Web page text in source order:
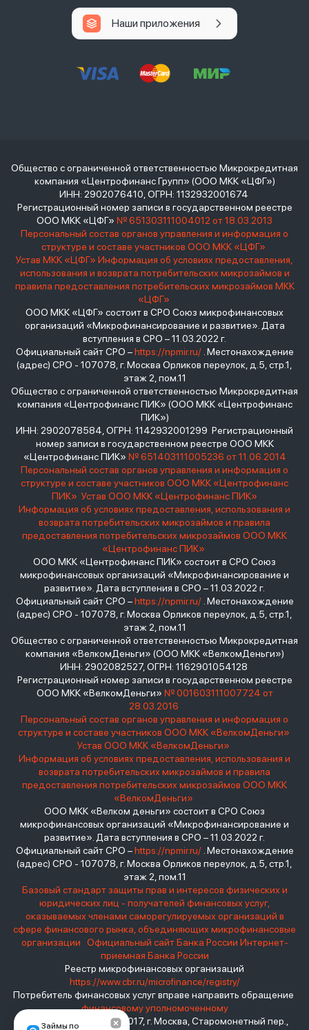
Займы по
Наши приложения
Общество с ограниченной ответственностью Микрокредитная
компания «Центрофинанс Групп» (ООО МКК «ЦФГ»)
ИНН: 2902076410, ОГРН: 1132932001674
Регистрационный номер записи в государственном реестре
ООО МКК «ЦФГ» № 651303111004012 от 18.03.2013
Персональный состав органов управления и информация о
структуре и составе участников ООО МКК «ЦФГ»
Устав МКК «ЦФГ» Информация об условиях предоставления,
использования и возврата потребительских микрозаймов и
правила предоставления потребительских микрозаймов МКК
«ЦФГ»
ООО МКК «ЦФГ» состоит в СРО Союз микрофинансовых
организаций «Микрофинансирование и развитие». Дата
вступления в СРО – 11.03.2022 г.
Официальный сайт СРО –https://npmir.ru/. Местонахождение
(адрес) СРО - 107078, г. Москва Орликов переулок, д.5, стр.1,
этаж 2, пом.11
Общество с ограниченной ответственностью Микрокредитная
компания «Центрофинанс ПИК» (ООО МКК «Центрофинанс
ПИК»)
ИНН: 2902078584, ОГРН: 1142932001299 Регистрационный
номер записи в государственном реестре ООО МКК
«Центрофинанс ПИК» № 651403111005236 от 11.06.2014
Персональный состав органов управления и информация о
структуре и составе участников ООО МКК «Центрофинанс
ПИК» Устав ООО МКК «Центрофинанс ПИК»
Информация об условиях предоставления, использования и
возврата потребительских микрозаймов и правила
предоставления потребительских микрозаймов ООО МКК
«Центрофинанс ПИК»
ООО МКК «Центрофинанс ПИК» состоит в СРО Союз
микрофинансовых организаций «Микрофинансирование и
развитие». Дата вступления в СРО – 11.03.2022 г.
Официальный сайт СРО –https://npmir.ru/. Местонахождение
(адрес) СРО - 107078, г. Москва Орликов переулок, д.5, стр.1,
этаж 2, пом.11
Общество с ограниченной ответственностью Микрокредитная
компания «ВелкомДеньги» (ООО МКК «ВелкомДеньги»)
ИНН: 2902082527, ОГРН: 1162901054128
Регистрационный номер записи в государственном реестре
ООО МКК «ВелкомДеньги» № 001603111007724 от
28.03.2016
Персональный состав органов управления и информация о
структуре и составе участников ООО МКК «ВелкомДеньги»
Устав ООО МКК «ВелкомДеньги»
Информация об условиях предоставления, использования и
возврата потребительских микрозаймов и правила
предоставления потребительских микрозаймов ООО МКК
«ВелкомДеньги»
ООО МКК «Велком деньги» состоит в СРО Союз
микрофинансовых организаций «Микрофинансирование и
развитие». Дата вступления в СРО – 11.03.2022 г.
Официальный сайт СРО –https://npmir.ru/. Местонахождение
(адрес) СРО - 107078, г. Москва Орликов переулок, д.5, стр.1,
этаж 2, пом.11
Базовый стандарт защиты прав и интересов физических и
юридических лиц - получателей финансовых услуг,
оказываемых членами саморегулируемых организаций в
сфере финансового рынка, объединяющих микрофинансовые
организации
Официальный сайт Банка России Интернет-
приемная Банка России
Реестр микрофинансовых организаций
https://www.cbr.ru/microfinance/registry/
Потребитель финансовых услуг вправе направить обращение
финансовому уполномоченному
Место нахождения: 119017, г. Москва, Старомонетный пер.,